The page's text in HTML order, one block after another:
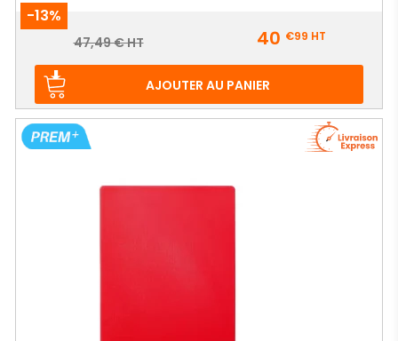
-13%
Prix
Prix
47,49 € HT 40 €99 HT
AJOUTER AU PANIER